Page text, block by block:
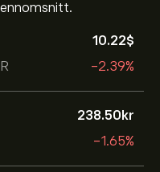
10.22‎$‎
-2.39%
238.50‎kr‎
-1.65%